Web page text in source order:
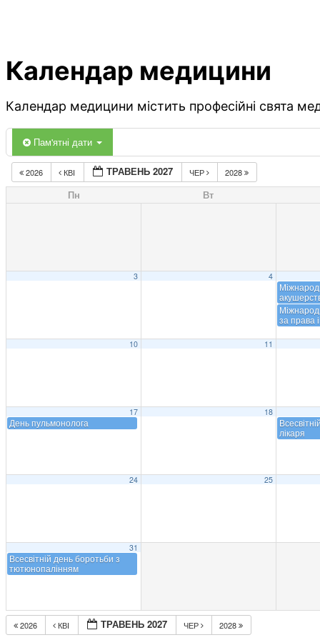
Календар медицини
Календар медицини містить професійні свята
Пам'ятні дати
2026 КВІ ТРАВЕНЬ 2027 ЧЕР 2028
Пн Вт
3 4
за права
10 11
17
День пульмонолога
18
лікаря
24 25
31
Всесвітній день боротьби з
тютюнопалінням
2026 КВІ ТРАВЕНЬ 2027 ЧЕР 2028